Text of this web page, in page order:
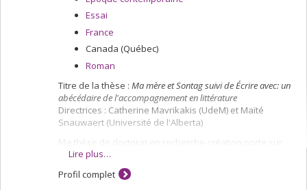
Essai
France
Canada (Québec)
Roman
Titre de la thèse : Ma mère et Sontag suivi de Écrire avec: un
abécédaire de l'accompagnement en littérature
Directrices : Catherine Mavrikakis (UdeM) et Maïté
Snauwaert (Université de l'Alberta)
Ma thèse de doctorat en recherche-création porte sur
les notions d’accompagnement et de soin en littérature.
Le volet création consiste en une autothéorie à la fois
intime et analytique sur la vie de ma mère et la vie et
Lire plus…
Profil complet